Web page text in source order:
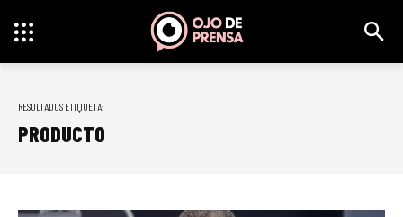
RESULTADOS ETIQUETA:
PRODUCTO